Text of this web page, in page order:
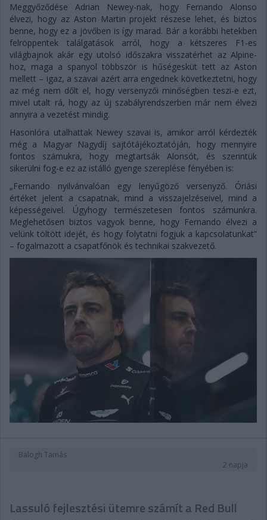
Meggyőződése Adrian Newey-nak, hogy Fernando Alonso
élvezi, hogy az Aston Martin projekt részese lehet, és biztos
benne, hogy ez a jövőben is így marad. Bár a korábbi hetekben
felröppentek találgatások arról, hogy a kétszeres F1-es
világbajnok akár egy utolsó időszakra visszatérhet az Alpine-
hoz, maga a spanyol többször is hűségesküt tett az Aston
mellett – igaz, a szavai azért arra engednek következtetni, hogy
az még nem dőlt el, hogy versenyzői minőségben teszi-e ezt,
mivel utalt rá, hogy az új szabályrendszerben már nem élvezi
annyira a vezetést mindig.
Hasonlóra utalhattak Newey szavai is, amikor arról kérdezték
még a Magyar Nagydíj sajtótájékoztatóján, hogy mennyire
fontos számukra, hogy megtartsák Alonsót, és szerintük
sikerülni fog-e ez az istálló gyenge szereplése fényében is:
„Fernando nyilvánvalóan egy lenyűgöző versenyző. Óriási
értéket jelent a csapatnak, mind a visszajelzéseivel, mind a
képességeivel. Úgyhogy természetesen fontos számunkra.
Meglehetősen biztos vagyok benne, hogy Fernando élvezi a
velünk töltött idejét, és hogy folytatni fogjuk a kapcsolatunkat”
– fogalmazott a csapatfőnök és technikai szakvezető.
Balogh Tamás
2 napja
Lassuló fejlesztési ütemre számít a Red Bull